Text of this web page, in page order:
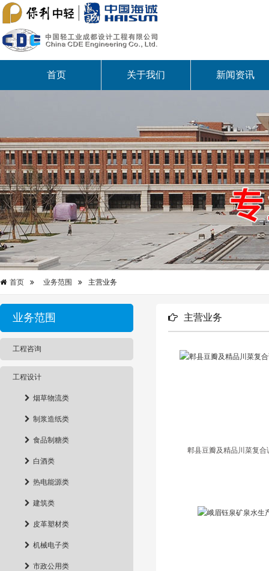
首页 关于我们 新闻资讯
首页 业务范围 主营业务
业务范围
工程咨询
工程设计
烟草物流类
制浆造纸类
食品制糖类
白酒类
热电能源类
建筑类
皮革塑材类
机械电子类
市政公用类
主营业务
郫县豆瓣及精品川菜复合